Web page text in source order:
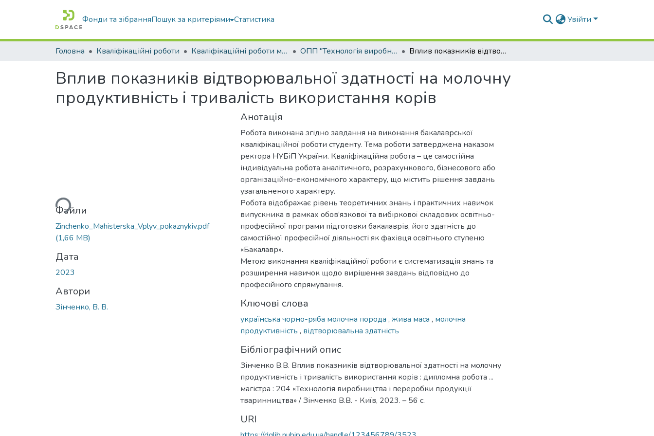
Фонди та зібранняПошук за критеріями Статистика Увійти
Головна Кваліфікаційні роботи Кваліфікаційні роботи магістрів ОПП "Технологія виробництва і переробки продукції тваринництва" Вплив показників відтворювальної здатності на молочну продуктивність і тривалість використання корів
Вплив показників відтворювальної здатності на молочну
продуктивність і тривалість використання корів
Вантажиться...
Файли
Zinchenko_Mahisterska_Vplyv_pokaznykiv.pdf
(1,66 MB)
Дата
2023
Автори
Зінченко, В. В.
Анотація
Робота виконана згідно завдання на виконання бакалаврської
кваліфікаційної роботи студенту. Тема роботи затверджена наказом
ректора НУБіП України. Кваліфікаційна робота – це самостійна
індивідуальна робота аналітичного, розрахункового, бізнесового або
організаційно-економічного характеру, що містить рішення завдань
узагальненого характеру.
Робота відображає рівень теоретичних знань і практичних навичок
випускника в рамках обов’язкової та вибіркової складових освітньо-
професійної програми підготовки бакалаврів, його здатність до
самостійної професійної діяльності як фахівця освітнього ступеню
«Бакалавр».
Метою виконання кваліфікаційної роботи є систематизація знань та
розширення навичок щодо вирішення завдань відповідно до
професійного спрямування.
Ключові слова
українська чорно-ряба молочна порода , жива маса , молочна
продуктивність , відтворювальна здатність
Бібліографічний опис
Зінченко В.В. Вплив показників відтворювальної здатності на молочну
продуктивність і тривалість використання корів : дипломна робота ...
магістра : 204 «Технологія виробництва і переробки продукції
тваринництва» / Зінченко В.В. - Київ, 2023. – 56 с.
URI